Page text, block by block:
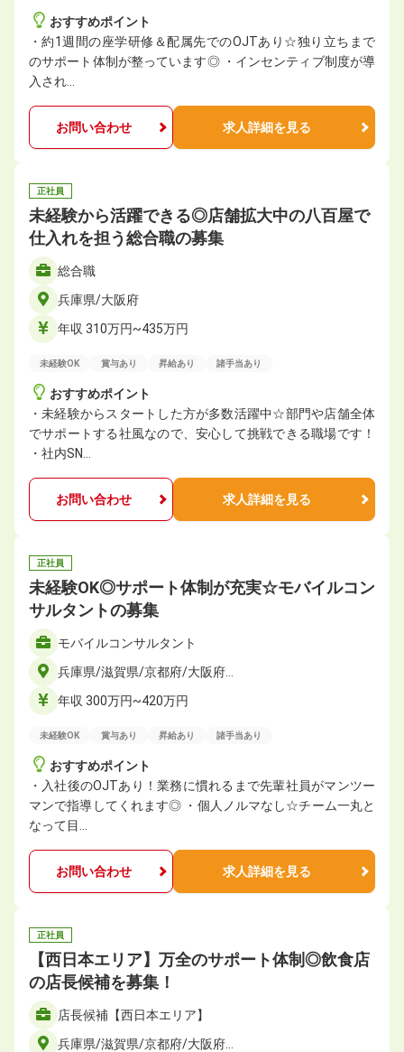
おすすめポイント
・約1週間の座学研修＆配属先でのOJTあり☆独り立ちまで
のサポート体制が整っています◎ ・インセンティブ制度が導
入され…
お問い合わせ 求人詳細を見る
正社員
未経験から活躍できる◎店舗拡大中の八百屋で
仕入れを担う総合職の募集
総合職
兵庫県/大阪府
年収 310万円~435万円
未経験OK 賞与あり 昇給あり 諸手当あり
おすすめポイント
・未経験からスタートした方が多数活躍中☆部門や店舗全体
でサポートする社風なので、安心して挑戦できる職場です！
・社内SN…
お問い合わせ 求人詳細を見る
正社員
未経験OK◎サポート体制が充実☆モバイルコン
サルタントの募集
モバイルコンサルタント
兵庫県/滋賀県/京都府/大阪府…
年収 300万円~420万円
未経験OK 賞与あり 昇給あり 諸手当あり
おすすめポイント
・入社後のOJTあり！業務に慣れるまで先輩社員がマンツー
マンで指導してくれます◎ ・個人ノルマなし☆チーム一丸と
なって目…
お問い合わせ 求人詳細を見る
正社員
【西日本エリア】万全のサポート体制◎飲食店
の店長候補を募集！
店長候補【西日本エリア】
兵庫県/滋賀県/京都府/大阪府…